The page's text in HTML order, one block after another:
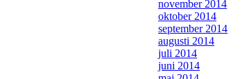
november 2014
oktober 2014
september 2014
augusti 2014
juli 2014
juni 2014